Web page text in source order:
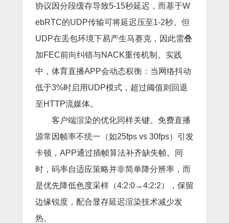
协议因分段缓存导致5-15秒延迟，而基于W
ebRTC的UDP传输可将延迟压至1-2秒。但
UDP在丢包环境下易产生马赛克，因此需叠
加FEC前向纠错与NACK重传机制。实践
中，体育直播APP会动态权衡：当网络抖动
低于3%时启用UDP模式，超过阈值则回退
至HTTP流媒体。
客户端渲染的优化同样关键。免费直播
源常因帧率不统一（如25fps vs 30fps）引发
卡顿，APP通过插帧算法补齐缺失帧。同
时，码率自适应策略并非简单降分辨率，而
是优先降低色度采样（4:2:0→4:2:2），保留
边缘锐度，配合显存延迟渲染技术减少发
热。